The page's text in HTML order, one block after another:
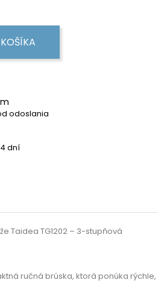
odoslania
dní
Taidea TG1202 – 3-stupňová
ručná brúska, ktorá ponúka rýchle,